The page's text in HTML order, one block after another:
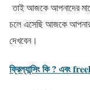
তাই আজকে আপনাদের
চলে এসেছি আজকে
দেখবেন।
ফ্রিল্যান্সিং কি ? এবং